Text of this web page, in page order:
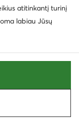
Kodas: SUMMER
batai · Juoda
kaina
atitinkantį turinį
labiau Jūsų